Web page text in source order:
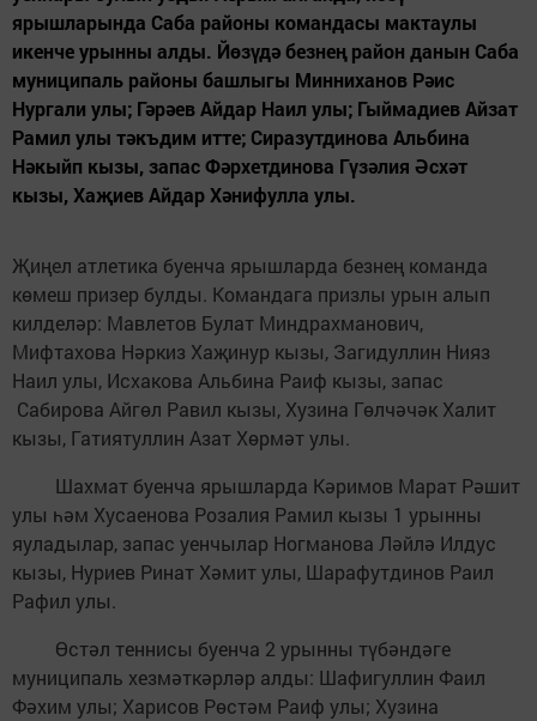
ярышларында Саба районы командасы мактаулы
икенче урынны алды. Йөзүдә безнең район данын Саба
муниципаль районы башлыгы Минниханов Рәис
Нургали улы; Гәрәев Айдар Наил улы; Гыймадиев Айзат
Рамил улы тәкъдим итте; Сиразутдинова Альбина
Нәкыйп кызы, запас Фәрхетдинова Гүзәлия Әсхәт
кызы, Хаҗиев Айдар Хәнифулла улы.
Җиңел атлетика буенча ярышларда безнең команда
көмеш призер булды. Командага призлы урын алып
килделәр: Мавлетов Булат Миндрахманович,
Мифтахова Нәркиз Хаҗинур кызы, Загидуллин Нияз
Наил улы, Исхакова Альбина Раиф кызы, запас
Сабирова Айгөл Равил кызы, Хузина Гөлчәчәк Халит
кызы, Гатиятуллин Азат Хөрмәт улы.
Шахмат буенча ярышларда Кәримов Марат Рәшит
улы һәм Хусаенова Розалия Рамил кызы 1 урынны
яуладылар, запас уенчылар Ногманова Ләйлә Илдус
кызы, Нуриев Ринат Хәмит улы, Шарафутдинов Раил
Рафил улы.
Өстәл теннисы буенча 2 урынны түбәндәге
муниципаль хезмәткәрләр алды: Шафигуллин Фаил
Фәхим улы; Харисов Рөстәм Раиф улы; Хузина